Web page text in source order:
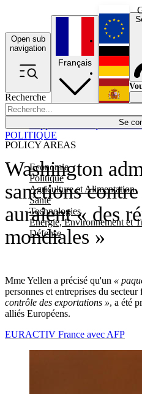
Open sub
navigation
Recherche
Se
POLICY AREAS
Economie
Politique
Agriculture et Alimentation
Santé
Technologies
Energie, Environnement et
Défense
Français
Washington
sanctions
auraient « des
mondiales »
Mme Yellen a précisé qu'un «
personnes et entreprises du
contrôle des exportations », a été
alliés Européens.
POLITIQUE
EURACTIV France avec AFP